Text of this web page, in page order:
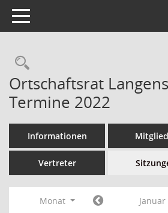
Toggle navigation
Ortschaftsrat
Termine 2022
Informationen
Vertreter
Monat Januar